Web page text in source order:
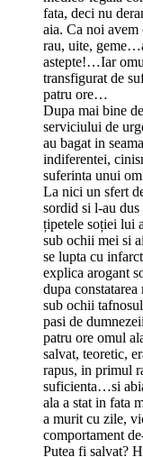
fata, deci nu
aia. Ca noi
rau, uite,
astepte!…Iar
transfigurat de
patru ore…
Dupa mai bine
serviciului de
au bagat in
indiferentei,
suferinta unui
La nici un sfert
sordid si l-au
țipetele soției lui
sub ochii mei si
se lupta cu
explica arogant
dupa
sub ochii
pasi de
patru ore omul
salvat, teoretic,
rapus, in primul
suficienta…si
ala a stat in fata
a murit cu zile,
comportament
Putea fi salvat?